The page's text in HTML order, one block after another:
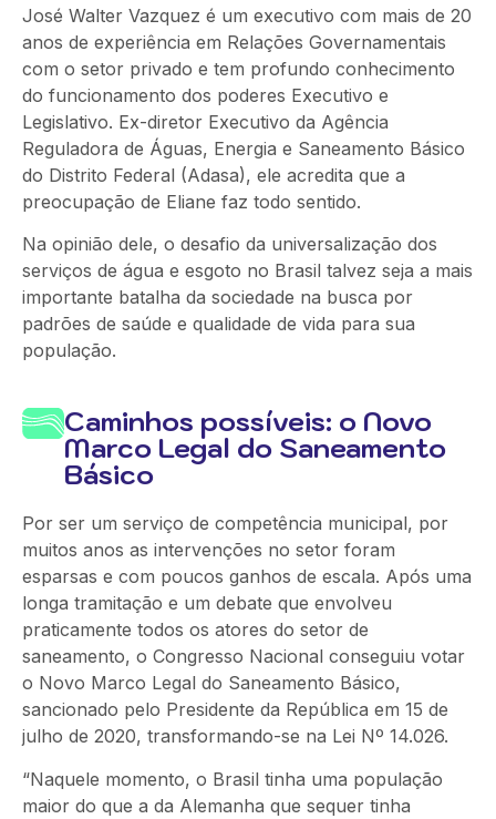
José Walter Vazquez é um executivo com mais de 20
anos de experiência em Relações Governamentais
com o setor privado e tem profundo conhecimento
do funcionamento dos poderes Executivo e
Legislativo. Ex-diretor Executivo da Agência
Reguladora de Águas, Energia e Saneamento Básico
do Distrito Federal (Adasa), ele acredita que a
preocupação de Eliane faz todo sentido.
Na opinião dele, o desafio da universalização dos
serviços de água e esgoto no Brasil talvez seja a mais
importante batalha da sociedade na busca por
padrões de saúde e qualidade de vida para sua
população.
Caminhos possíveis: o Novo
Marco Legal do Saneamento
Básico
Por ser um serviço de competência municipal, por
muitos anos as intervenções no setor foram
esparsas e com poucos ganhos de escala. Após uma
longa tramitação e um debate que envolveu
praticamente todos os atores do setor de
saneamento, o Congresso Nacional conseguiu votar
o Novo Marco Legal do Saneamento Básico,
sancionado pelo Presidente da República em 15 de
julho de 2020, transformando-se na Lei Nº 14.026.
“Naquele momento, o Brasil tinha uma população
maior do que a da Alemanha que sequer tinha